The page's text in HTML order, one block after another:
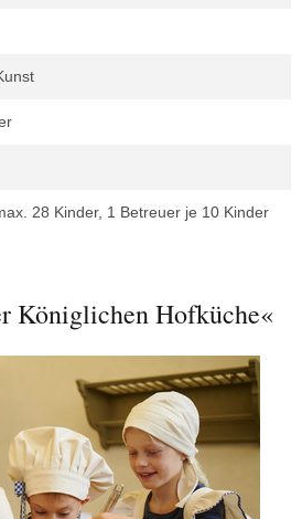
28 Kinder, 1 Betreuer je 10 Kinder
Königlichen Hofküche«